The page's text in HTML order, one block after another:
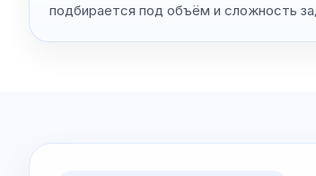
подбирается под объём и сложность